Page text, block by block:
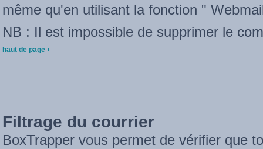
même qu'en utilisant la fonction "
NB : Il est impossible de supprimer le
haut de page
Filtrage du courrier
BoxTrapper vous permet de vérifier que